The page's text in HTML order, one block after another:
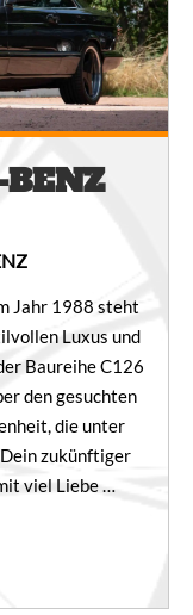
BENZ
Jahr 1988 steht
Luxus und
Baureihe C126
den gesuchten
die unter
zukünftiger
viel Liebe …